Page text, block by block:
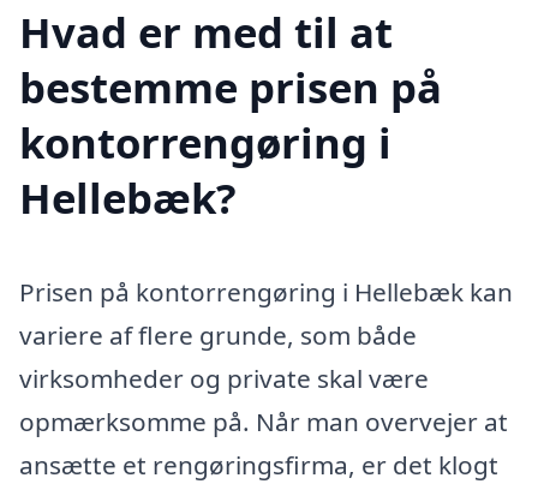
Hvad er med til at
bestemme prisen på
kontorrengøring i
Hellebæk?
Prisen på kontorrengøring i Hellebæk kan
variere af flere grunde, som både
virksomheder og private skal være
opmærksomme på. Når man overvejer at
ansætte et rengøringsfirma, er det klogt